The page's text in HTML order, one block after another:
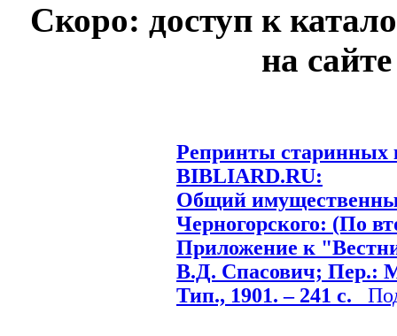
Скоро: доступ к
на
Репринты старинных
BIBLIARD.RU:
Общий
Черногорского: (По
Приложение к
В.Д. Спасович; Пер.:
Тип., 1901. – 241 с.